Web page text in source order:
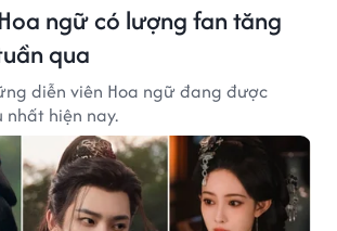
ngữ có lượng fan tăng
qua
diễn viên Hoa ngữ đang được
hiện nay.